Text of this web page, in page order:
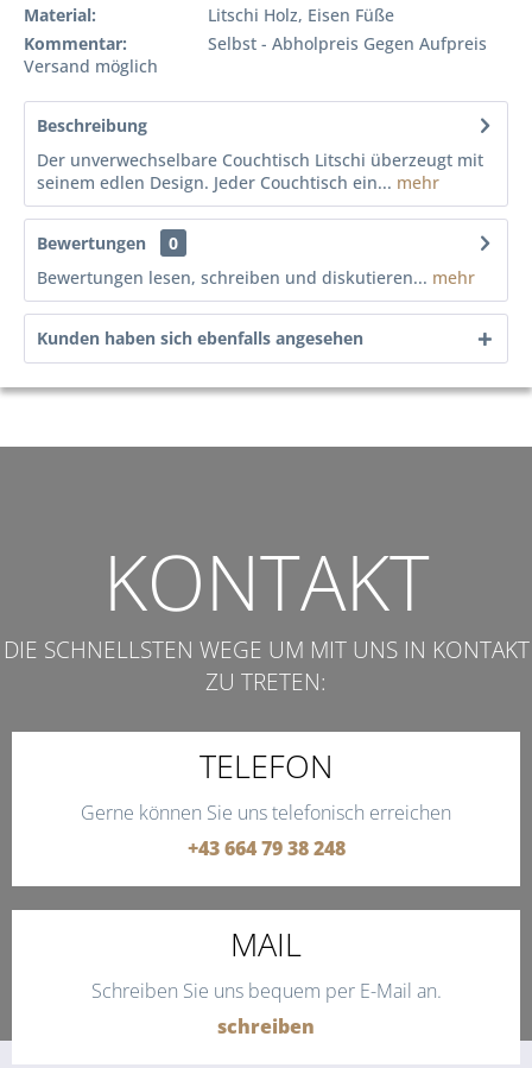
Material:
Litschi Holz, Eisen Füße
Kommentar:
Selbst - Abholpreis Gegen Aufpreis
Versand möglich
Beschreibung
Der unverwechselbare Couchtisch Litschi überzeugt mit
seinem edlen Design. Jeder Couchtisch ein... mehr
Bewertungen
0
Bewertungen lesen, schreiben und diskutieren... mehr
Kunden haben sich ebenfalls angesehen
KONTAKT
DIE SCHNELLSTEN WEGE UM MIT UNS IN KONTAKT
ZU TRETEN:
TELEFON
Gerne können Sie uns telefonisch erreichen
+43 664 79 38 248
MAIL
Schreiben Sie uns bequem per E-Mail an.
schreiben